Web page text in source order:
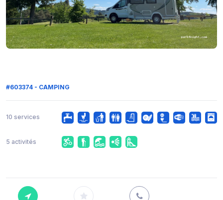
#603374 - CAMPING
10 services
5 activités